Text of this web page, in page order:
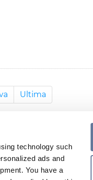
technology such
ads and
You have a
Ultima